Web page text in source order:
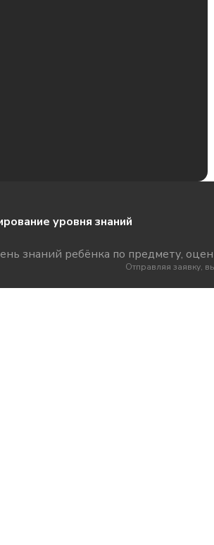
уровня знаний
знаний ребёнка по предмету,
Отправляя заявку,